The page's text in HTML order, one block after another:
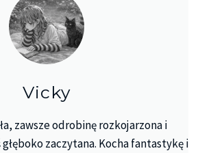
Vicky
zawsze odrobinę rozkojarzona i
zaczytana. Kocha fantastykę i